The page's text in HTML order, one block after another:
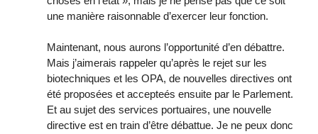
une manière raisonnable d’exercer leur fonction.
Maintenant, nous aurons l’opportunité d’en débattre.
Mais j’aimerais rappeler qu’après le rejet sur les
biotechniques et les OPA, de nouvelles directives ont
été proposées et accepteés ensuite par le Parlement.
Et au sujet des services portuaires, une nouvelle
directive est en train d’être débattue. Je ne peux donc